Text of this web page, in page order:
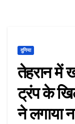
दुनिया
तेहरान में
ट्रंप के
ने लगाया